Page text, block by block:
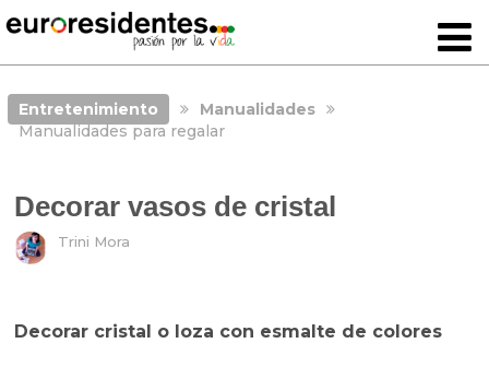
Entretenimiento
Manualidades
Manualidades para regalar
Decorar vasos de cristal
Trini Mora
Decorar cristal o loza con esmalte de colores